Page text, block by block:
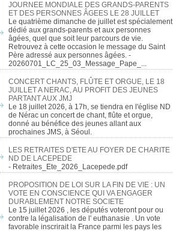
JOURNEE MONDIALE DES GRANDS-PARENTS
ET DES PERSONNES ÂGEES LE 28 JUILLET
Le quatrième dimanche de juillet est spécialement
dédié aux grands-parents et aux personnes
âgées, quel que soit leur parcours de vie.
Retrouvez à cette occasion le message du Saint
Père adressé aux personnes âgées. -
20260701_LC_25_03_Message_Pape_...
CONCERT CHANTS, FLÛTE ET ORGUE, LE 18
JUILLET A NERAC, AU PROFIT DES JEUNES
PARTANT AUX JMJ
Le 18 juillet 2026, à 17h, se tiendra en l'église ND
de Nérac un concert de chant, flûte et orgue,
donné au bénéfice des jeunes allant aux
prochaines JMS, à Séoul.
LES RETRAITES D'ETE AU FOYER DE CHARITE
ND DE LACEPEDE
- Retraites_Ete_2026_Lacepede.pdf
PROPOSITION DE LOI SUR LA FIN DE VIE : UN
VOTE EN CONSCIENCE QUI VA ENGAGER
DURABLEMENT NOTRE SOCIETE
Le 15 juillet 2026 , les députés voteront pour ou
contre la légalisation de l' euthanasie . Un vote
favorable inscrirait la France parmi les pays les